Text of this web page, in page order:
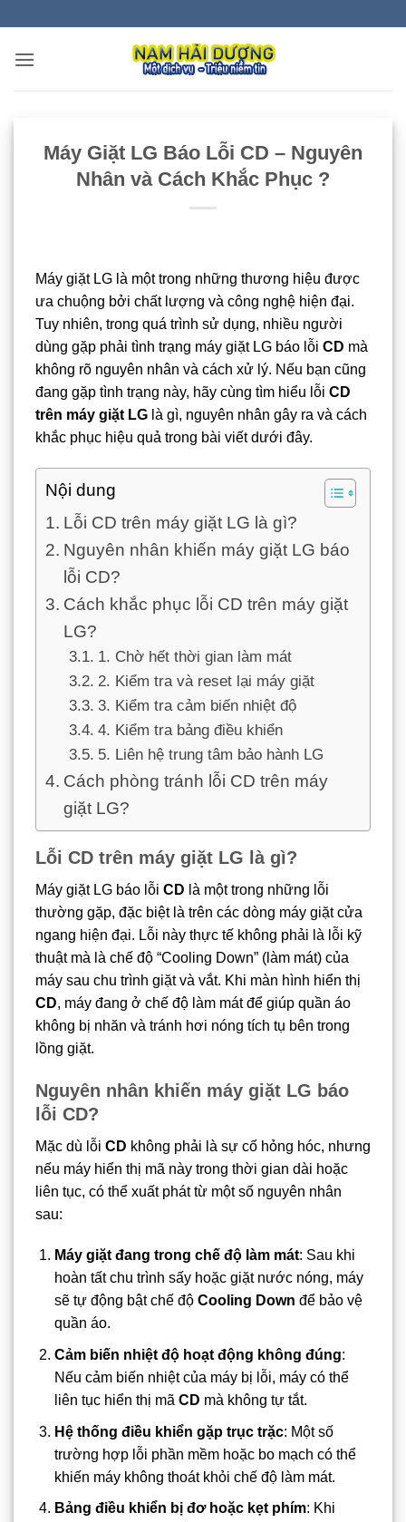
nội
Máy Giặt LG Báo Lỗi CD – Nguyên
Nhân và Cách Khắc Phục ?
Máy giặt LG là một trong những thương hiệu được
ưa chuộng bởi chất lượng và công nghệ hiện đại.
Tuy nhiên, trong quá trình sử dụng, nhiều người
dùng gặp phải tình trạng máy giặt LG báo lỗi CD mà
không rõ nguyên nhân và cách xử lý. Nếu bạn cũng
đang gặp tình trạng này, hãy cùng tìm hiểu lỗi CD
trên máy giặt LG là gì, nguyên nhân gây ra và cách
khắc phục hiệu quả trong bài viết dưới đây.
Nội dung
Lỗi CD trên máy giặt LG là gì?
Nguyên nhân khiến máy giặt LG báo
lỗi CD?
Cách khắc phục lỗi CD trên máy giặt
LG?
1. Chờ hết thời gian làm mát
2. Kiểm tra và reset lại máy giặt
3. Kiểm tra cảm biến nhiệt độ
4. Kiểm tra bảng điều khiển
5. Liên hệ trung tâm bảo hành LG
Cách phòng tránh lỗi CD trên máy
giặt LG?
Lỗi CD trên máy giặt LG là gì?
Máy giặt LG báo lỗi CD là một trong những lỗi
thường gặp, đặc biệt là trên các dòng máy giặt cửa
ngang hiện đại. Lỗi này thực tế không phải là lỗi kỹ
thuật mà là chế độ “Cooling Down” (làm mát) của
máy sau chu trình giặt và vắt. Khi màn hình hiển thị
CD, máy đang ở chế độ làm mát để giúp quần áo
không bị nhăn và tránh hơi nóng tích tụ bên trong
lồng giặt.
Nguyên nhân khiến máy giặt LG báo
lỗi CD?
Mặc dù lỗi CD không phải là sự cố hỏng hóc, nhưng
nếu máy hiển thị mã này trong thời gian dài hoặc
liên tục, có thể xuất phát từ một số nguyên nhân
sau:
Máy giặt đang trong chế độ làm mát: Sau khi
hoàn tất chu trình sấy hoặc giặt nước nóng, máy
sẽ tự động bật chế độ Cooling Down để bảo vệ
quần áo.
Cảm biến nhiệt độ hoạt động không đúng:
Nếu cảm biến nhiệt của máy bị lỗi, máy có thể
liên tục hiển thị mã CD mà không tự tắt.
Hệ thống điều khiển gặp trục trặc: Một số
trường hợp lỗi phần mềm hoặc bo mạch có thể
khiến máy không thoát khỏi chế độ làm mát.
Bảng điều khiển bị đơ hoặc kẹt phím: Khi